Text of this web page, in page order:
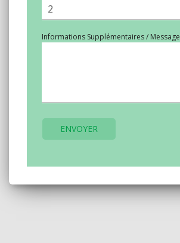
Informations Supplémentaires / Message
ENVOYER